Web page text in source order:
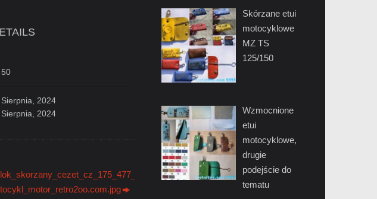
2024
2024
Skórzane etui
motocyklowe
MZ TS
125/150
Wzmocnione
etui
motocyklowe,
drugie
podejście do
tematu